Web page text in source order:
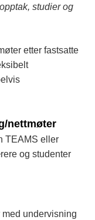
studier og
etter fastsatte
nettmøter
TEAMS eller
og studenter
med undervisning